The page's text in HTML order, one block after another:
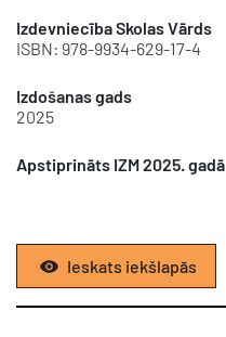
Izdevniecība Skolas Vārds
ISBN: 978-9934-629-17-4
Izdošanas gads
2025
Apstiprināts IZM 2025. gadā
Ieskats iekšlapās